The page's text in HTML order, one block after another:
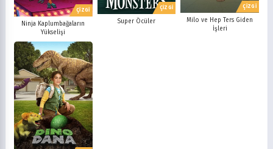
ÇİZGİ
Ninja Kaplumbağaların
Yükselişi
ÇİZGİ
Super Öcüler
ÇİZGİ
Milo ve Hep Ters Giden
İşleri